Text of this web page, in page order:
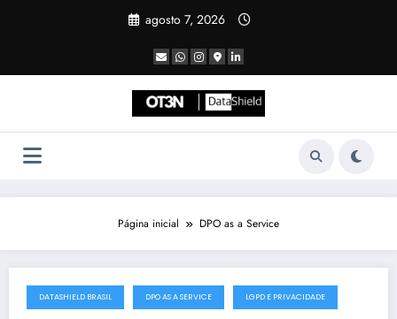
agosto 7, 2026
Página inicial DPO as a Service
julho 19, 2025
DATASHIELD BRASIL DPO AS A SERVICE LGPD E PRIVACIDADE